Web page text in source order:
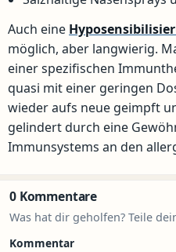
Auch eine
möglich, aber langwierig.
einer spezifischen
quasi mit einer geringen
wieder aufs neue geimpft
gelindert durch eine
Immunsystems an den
0 Kommentare
Was hat dir geholfen? Teile
Kommentar